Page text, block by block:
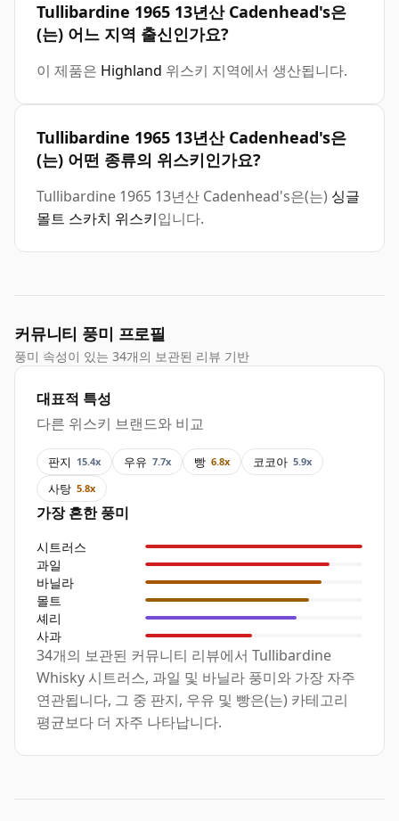
Tullibardine 1965 13년산 Cadenhead's은
(는) 어느 지역 출신인가요?
이 제품은 Highland 위스키 지역에서 생산됩니다.
Tullibardine 1965 13년산 Cadenhead's은
(는) 어떤 종류의 위스키인가요?
Tullibardine 1965 13년산 Cadenhead's은(는) 싱글
몰트 스카치 위스키입니다.
커뮤니티 풍미 프로필
풍미 속성이 있는 34개의 보관된 리뷰 기반
대표적 특성
다른 위스키 브랜드와 비교
판지 15.4x 우유 7.7x 빵 6.8x 코코아 5.9x
사탕 5.8x
가장 흔한 풍미
시트러스
과일
바닐라
몰트
셰리
사과
34개의 보관된 커뮤니티 리뷰에서 Tullibardine
Whisky 시트러스, 과일 및 바닐라 풍미와 가장 자주
연관됩니다, 그 중 판지, 우유 및 빵은(는) 카테고리
평균보다 더 자주 나타납니다.